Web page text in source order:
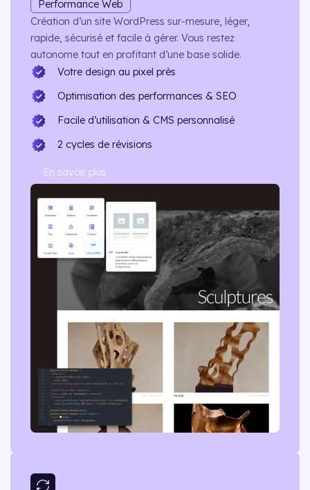
Performance Web
Création d’un site WordPress sur-mesure, léger,
rapide, sécurisé et facile à gérer. Vous restez
autonome tout en profitant d’une base solide.
Votre design au pixel près
Optimisation des performances & SEO
Facile d’utilisation & CMS personnalisé
2 cycles de révisions
En savoir plus